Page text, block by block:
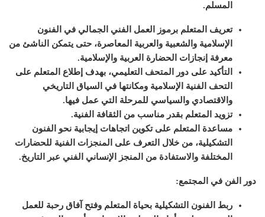
المسلم.
تعريف المتعلم برموز العمل الفني الجمالي في الفنون
الإسلامية والشعبية والعربية المعاصرة، حتى يتمكن الناشئ من
معرفة إنجازات الحضارة العربية والإسلامية.
التأكيد على دور المتحف التعليمي، بهدف إطلاع المتعلم على
التحف الفنية الإسلامية ومكانتها في السياق التاريخي
والاقتصادي والسياسي للمرحلة التي عمل فيها.
تزويد المتعلم بقدر مناسب من الثقافة الفنية.
مساعدة المتعلم على تكوين اتجاهات إيجابية نحو الفنون
التشكيلية، من خلال التعرف على المنجزات الفنية للحضارات
المختلفة والاستفادة من المنجز الإنساني الفني عبر التاريخ.
دور الفن في المجتمع:
ربط الفنون التشكيلية بحياة المتعلم وفتح آفاق رحبة للعمل